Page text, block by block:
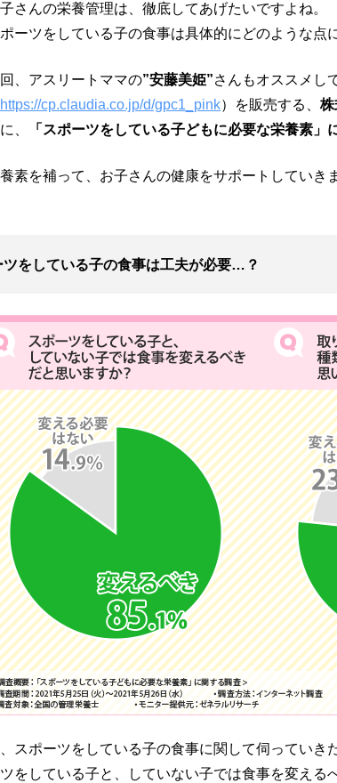
さんの栄養管理は、徹底してあげたいですよね。
ーツをしている子の食事は具体的にどのような点
、アスリートママの”安藤美姫”さんもオススメし
https://cp.claudia.co.jp/d/gpc1_pink）を販売する、 株
、
「スポーツをしている子どもに必要な栄養素」
養素を補って、お子さんの健康をサポートしていき
ツをしている子の食事は工夫が必要…？
スポーツをしている子の食事に関して伺っていき
ツをしている子と、していない子では食事を変える